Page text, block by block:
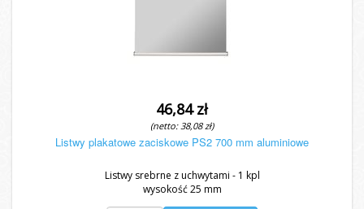
46,84 zł
(netto: 38,08 zł)
Listwy plakatowe zaciskowe PS2 700 mm aluminiowe
Listwy srebrne z uchwytami - 1 kpl
wysokość 25 mm